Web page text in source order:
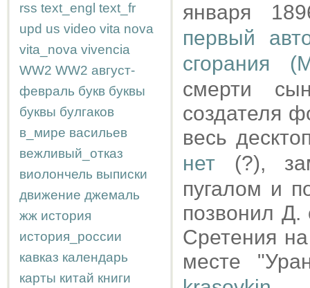
rss text_engl text_fr
upd us video vita nova
vita_nova vivencia
WW2 WW2 август-
февраль букв буквы
буквы булгаков
в_мире васильев
вежливый_отказ
виолончель выписки
движение джемаль
жж история
история_россии
кавказ календарь
карты китай книги
января
первый
сгорания (
смерти
создателя
весь
нет (?),
пугалом и
позвонил Д.
Сретения
месте